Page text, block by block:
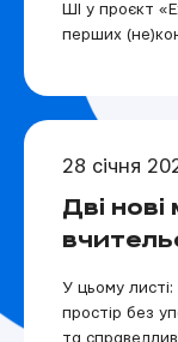
ШІ у проєкт
перших
28 січня
Дві
У цьому
простір без
та